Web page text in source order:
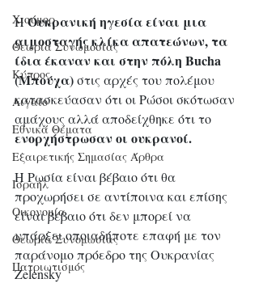
Χιούμορ
Θεωρία Συνωμοσίας
Κύπρος
Αιγαίο
Εθνικά Θέματα
Εξαιρετικής Σημασίας Άρθρα
Ισραήλ
Οικονομία
Θεωρία Συνομωσίας
Πατριωτισμός
Η Ουκρανική ηγεσία είναι μια
αιμοσταγής κλίκα απατεώνων, τα
ίδια έκαναν και στην πόλη Bucha
(Μπούχα) στις αρχές του πολέμου
κατασκεύασαν ότι οι Ρώσοι σκότωσαν
αμάχους αλλά αποδείχθηκε ότι το
ενορχήστρωσαν οι ουκρανοί.
Η Ρωσία είναι βέβαιο ότι θα
προχωρήσει σε αντίποινα και επίσης
είναι βέβαιο ότι δεν μπορεί να
υπάρξει οποιαδήποτε επαφή με τον
παράνομο πρόεδρο της Ουκρανίας
Zelensky